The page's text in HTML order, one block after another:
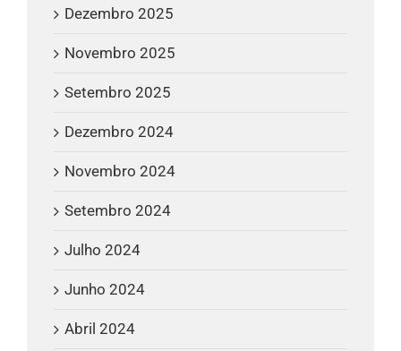
Dezembro 2025
Novembro 2025
Setembro 2025
Dezembro 2024
Novembro 2024
Setembro 2024
Julho 2024
Junho 2024
Abril 2024